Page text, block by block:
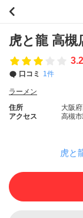
虎と龍 高槻
口コミ 1件
ラーメン
住所
大阪
アクセス
高槻
虎と